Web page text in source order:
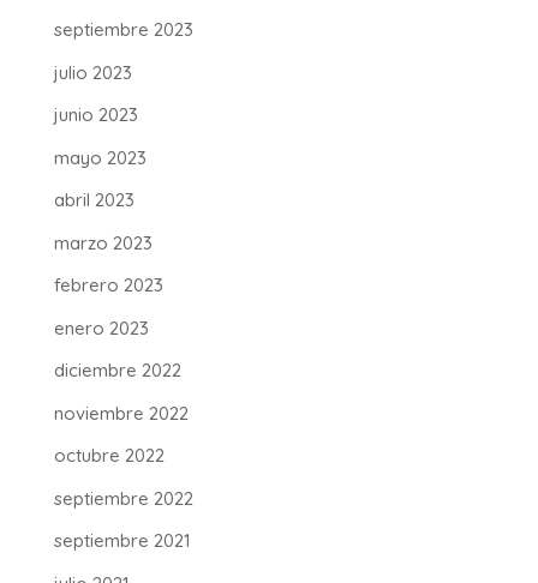
septiembre 2023
julio 2023
junio 2023
mayo 2023
abril 2023
marzo 2023
febrero 2023
enero 2023
diciembre 2022
noviembre 2022
octubre 2022
septiembre 2022
septiembre 2021